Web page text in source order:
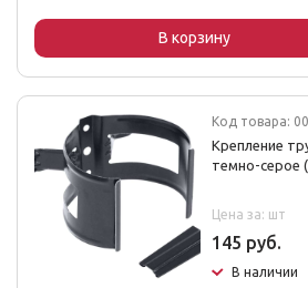
В корзину
Код товара:
Крепление
темно-серое
Цена за: шт
145 руб.
В наличии